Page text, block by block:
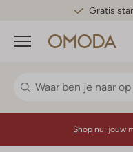
Gratis
Menu
Shop nu: jouw